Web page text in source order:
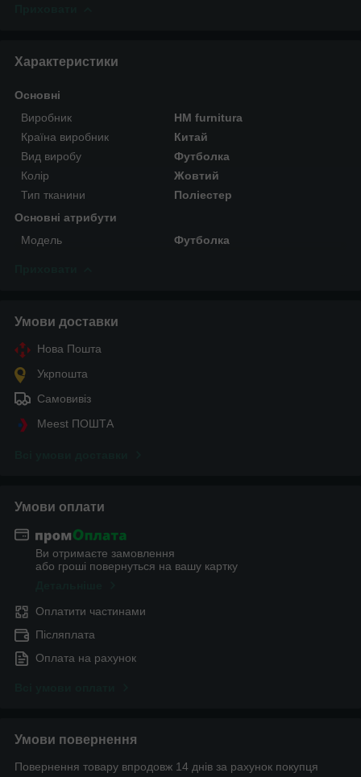
Характеристики
Основні
Виробник
HM furnitura
Країна виробник
Китай
Вид виробу
Футболка
Колір
Жовтий
Тип тканини
Поліестер
Основні атрибути
Мoдель
Футболка
Умови доставки
Нова Пошта
Укрпошта
Самовивіз
Meest ПОШТА
Умови оплати
Ви отримаєте замовлення
або гроші повернуться на вашу картку
Оплатити частинами
Післяплата
Оплата на рахунок
Умови повернення
Повернення товару впродовж 14 днів за рахунок покупця